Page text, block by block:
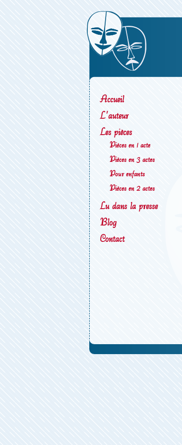
Accueil
L'auteur
Les pièces
Pièces en 1 acte
Pièces en 3 actes
Pour enfants
Pièces en 2 actes
Lu dans la presse
Blog
Contact